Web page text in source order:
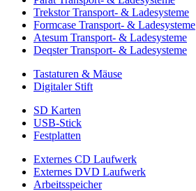
Trekstor Transport- & Ladesysteme
Formcase Transport- & Ladesysteme
Atesum Transport- & Ladesysteme
Deqster Transport- & Ladesysteme
Tastaturen & Mäuse
Digitaler Stift
SD Karten
USB-Stick
Festplatten
Externes CD Laufwerk
Externes DVD Laufwerk
Arbeitsspeicher